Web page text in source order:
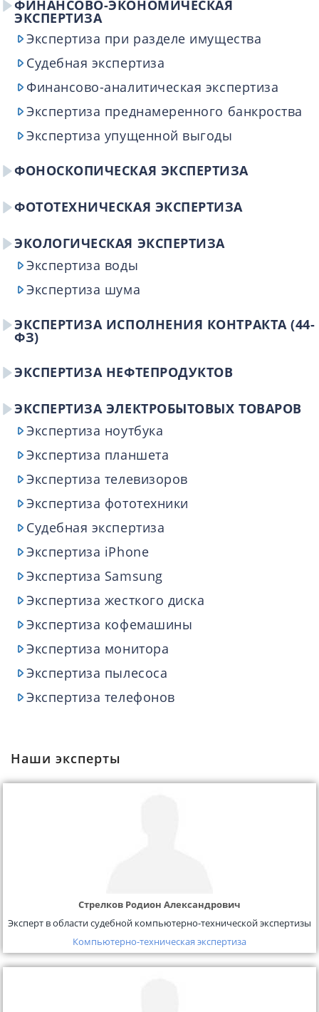
ФИНАНСОВО-ЭКОНОМИЧЕСКАЯ
ЭКСПЕРТИЗА
Экспертиза при разделе имущества
Судебная экспертиза
Финансово-аналитическая экспертиза
Экспертиза преднамеренного банкроства
Экспертиза упущенной выгоды
ФОНОСКОПИЧЕСКАЯ ЭКСПЕРТИЗА
ФОТОТЕХНИЧЕСКАЯ ЭКСПЕРТИЗА
ЭКОЛОГИЧЕСКАЯ ЭКСПЕРТИЗА
Экспертиза воды
Экспертиза шума
ЭКСПЕРТИЗА ИСПОЛНЕНИЯ КОНТРАКТА (44-
ФЗ)
ЭКСПЕРТИЗА НЕФТЕПРОДУКТОВ
ЭКСПЕРТИЗА ЭЛЕКТРОБЫТОВЫХ ТОВАРОВ
Экспертиза ноутбука
Экспертиза планшета
Экспертиза телевизоров
Экспертиза фототехники
Судебная экспертиза
Экспертиза iPhone
Экспертиза Samsung
Экспертиза жесткого диска
Экспертиза кофемашины
Экспертиза монитора
Экспертиза пылесоса
Экспертиза телефонов
Наши эксперты
Стрелков Родион Александрович
Эксперт в области судебной компьютерно-технической экспертизы
Компьютерно-техническая экспертиза